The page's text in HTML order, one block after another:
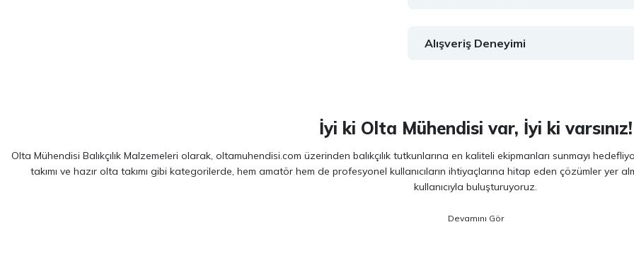
Alışveriş Deneyimi
İyi ki Olta Mühendisi var, İyi ki varsınız!
Olta Mühendisi Balıkçılık Malzemeleri olarak, oltamuhendisi.com üzerinden balıkçılık tutkunlarına en kaliteli ekipmanları sunmayı
takımı ve hazır olta takımı gibi kategorilerde, hem amatör hem de profesyonel kullanıcıların ihtiyaçlarına hitap eden çözümler yer
kullanıcıyla buluşturuyoruz.
Shimano, Daiwa, Hanfish, Fujin ve Ryuji gibi lider markaların en güncel